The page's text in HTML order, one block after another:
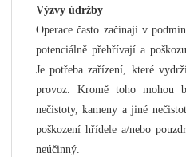
Výzvy údržby
Operace často začínají v
potenciálně přehřívají a
Je potřeba zařízení, které
provoz. Kromě toho mohou
nečistoty, kameny a jiné
poškození hřídele a/nebo
neúčinný.